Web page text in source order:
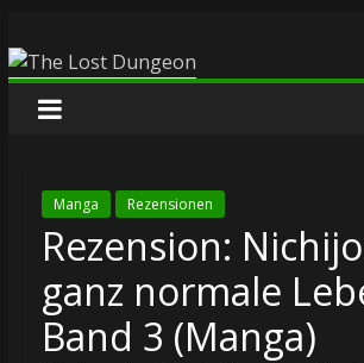
Inhalt
springen
The
Lost
Dungeon
Manga Rezensionen
Rezension:
ganz normale
Band 3 (Manga)